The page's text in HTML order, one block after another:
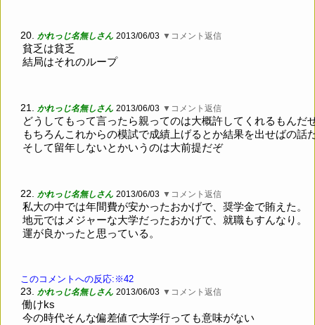
20. かれっじ名無しさん 2013/06/03 ▼コメント返信
貧乏は貧乏
結局はそれのループ
21. かれっじ名無しさん 2013/06/03 ▼コメント返信
どうしてもって言ったら親ってのは大概許してくれるもんだ
もちろんこれからの模試で成績上げるとか結果を出せばの話
そして留年しないとかいうのは大前提だぞ
22. かれっじ名無しさん 2013/06/03 ▼コメント返信
私大の中では年間費が安かったおかげで、奨学金で賄えた。
地元ではメジャーな大学だったおかげで、就職もすんなり。
運が良かったと思っている。
このコメントへの反応:※42
23. かれっじ名無しさん 2013/06/03 ▼コメント返信
働けks
今の時代そんな偏差値で大学行っても意味がない